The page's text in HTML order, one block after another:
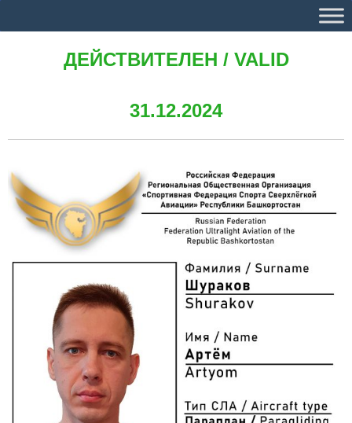
ДЕЙСТВИТЕЛЕН / VALID
31.12.2024